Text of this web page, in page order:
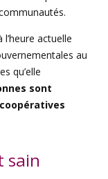
actuelle
au
qu’elle
sont
sain